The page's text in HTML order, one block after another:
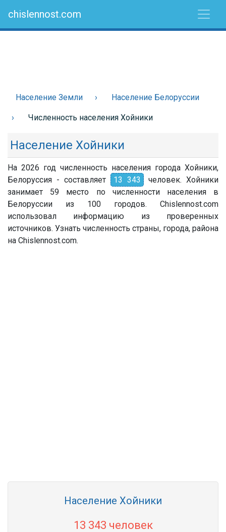
chislennost.com
Население Земли Население Белоруссии
Численность населения Хойники
Население Хойники
На 2026 год численность населения города Хойники,
Белоруссия - составляет
13 343
человек. Хойники
занимает 59 место по численности населения в
Белоруссии из 100 городов. Chislennost.com
использовал информацию из проверенных
источников. Узнать численность страны, города, района
на Chislennost.com.
Население Хойники
13 343 человек